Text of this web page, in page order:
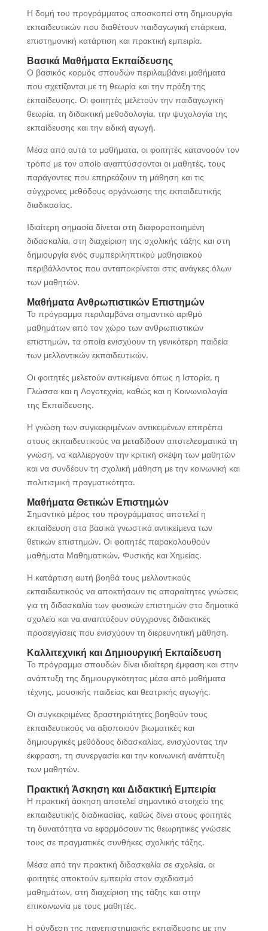
Η δομή του προγράμματος αποσκοπεί στη δημιουργία
εκπαιδευτικών που διαθέτουν παιδαγωγική επάρκεια,
επιστημονική κατάρτιση και πρακτική εμπειρία.
Βασικά Μαθήματα Εκπαίδευσης
Ο βασικός κορμός σπουδών περιλαμβάνει μαθήματα
που σχετίζονται με τη θεωρία και την πράξη της
εκπαίδευσης. Οι φοιτητές μελετούν την παιδαγωγική
θεωρία, τη διδακτική μεθοδολογία, την ψυχολογία της
εκπαίδευσης και την ειδική αγωγή.
Μέσα από αυτά τα μαθήματα, οι φοιτητές κατανοούν τον
τρόπο με τον οποίο αναπτύσσονται οι μαθητές, τους
παράγοντες που επηρεάζουν τη μάθηση και τις
σύγχρονες μεθόδους οργάνωσης της εκπαιδευτικής
διαδικασίας.
Ιδιαίτερη σημασία δίνεται στη διαφοροποιημένη
διδασκαλία, στη διαχείριση της σχολικής τάξης και στη
δημιουργία ενός συμπεριληπτικού μαθησιακού
περιβάλλοντος που ανταποκρίνεται στις ανάγκες όλων
των μαθητών.
Μαθήματα Ανθρωπιστικών Επιστημών
Το πρόγραμμα περιλαμβάνει σημαντικό αριθμό
μαθημάτων από τον χώρο των ανθρωπιστικών
επιστημών, τα οποία ενισχύουν τη γενικότερη παιδεία
των μελλοντικών εκπαιδευτικών.
Οι φοιτητές μελετούν αντικείμενα όπως η Ιστορία, η
Γλώσσα και η Λογοτεχνία, καθώς και η Κοινωνιολογία
της Εκπαίδευσης.
Η γνώση των συγκεκριμένων αντικειμένων επιτρέπει
στους εκπαιδευτικούς να μεταδίδουν αποτελεσματικά τη
γνώση, να καλλιεργούν την κριτική σκέψη των μαθητών
και να συνδέουν τη σχολική μάθηση με την κοινωνική και
πολιτισμική πραγματικότητα.
Μαθήματα Θετικών Επιστημών
Σημαντικό μέρος του προγράμματος αποτελεί η
εκπαίδευση στα βασικά γνωστικά αντικείμενα των
θετικών επιστημών. Οι φοιτητές παρακολουθούν
μαθήματα Μαθηματικών, Φυσικής και Χημείας.
Η κατάρτιση αυτή βοηθά τους μελλοντικούς
εκπαιδευτικούς να αποκτήσουν τις απαραίτητες γνώσεις
για τη διδασκαλία των φυσικών επιστημών στο δημοτικό
σχολείο και να αναπτύξουν σύγχρονες διδακτικές
προσεγγίσεις που ενισχύουν τη διερευνητική μάθηση.
Καλλιτεχνική και Δημιουργική Εκπαίδευση
Το πρόγραμμα σπουδών δίνει ιδιαίτερη έμφαση και στην
ανάπτυξη της δημιουργικότητας μέσα από μαθήματα
τέχνης, μουσικής παιδείας και θεατρικής αγωγής.
Οι συγκεκριμένες δραστηριότητες βοηθούν τους
εκπαιδευτικούς να αξιοποιούν βιωματικές και
δημιουργικές μεθόδους διδασκαλίας, ενισχύοντας την
έκφραση, τη συνεργασία και την κοινωνική ανάπτυξη
των μαθητών.
Πρακτική Άσκηση και Διδακτική Εμπειρία
Η πρακτική άσκηση αποτελεί σημαντικό στοιχείο της
εκπαιδευτικής διαδικασίας, καθώς δίνει στους φοιτητές
τη δυνατότητα να εφαρμόσουν τις θεωρητικές γνώσεις
τους σε πραγματικές συνθήκες σχολικής τάξης.
Μέσα από την πρακτική διδασκαλία σε σχολεία, οι
φοιτητές αποκτούν εμπειρία στον σχεδιασμό
μαθημάτων, στη διαχείριση της τάξης και στην
επικοινωνία με τους μαθητές.
Η σύνδεση της πανεπιστημιακής εκπαίδευσης με την